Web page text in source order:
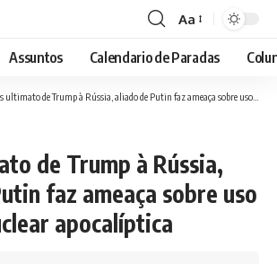
Font
Resizer
Aa
Assuntos Calendario de Paradas
de Trump à Rússia, aliado de Putin faz ameaça sobre uso de arma nuclear apocalíptica
de Trump à Rússia,
faz ameaça sobre uso
apocalíptica